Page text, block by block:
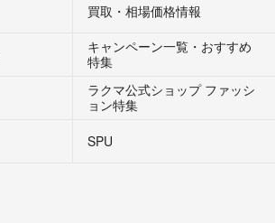
買取・相場価格情報
キャンペーン一覧・おすすめ
特集
ラクマ公式ショップ ファッシ
ョン特集
SPU